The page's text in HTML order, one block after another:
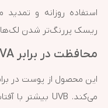
استفاده روزانه و
ریسک پررنگ‌تر شدن
محافظت در برابر UVA و UVB